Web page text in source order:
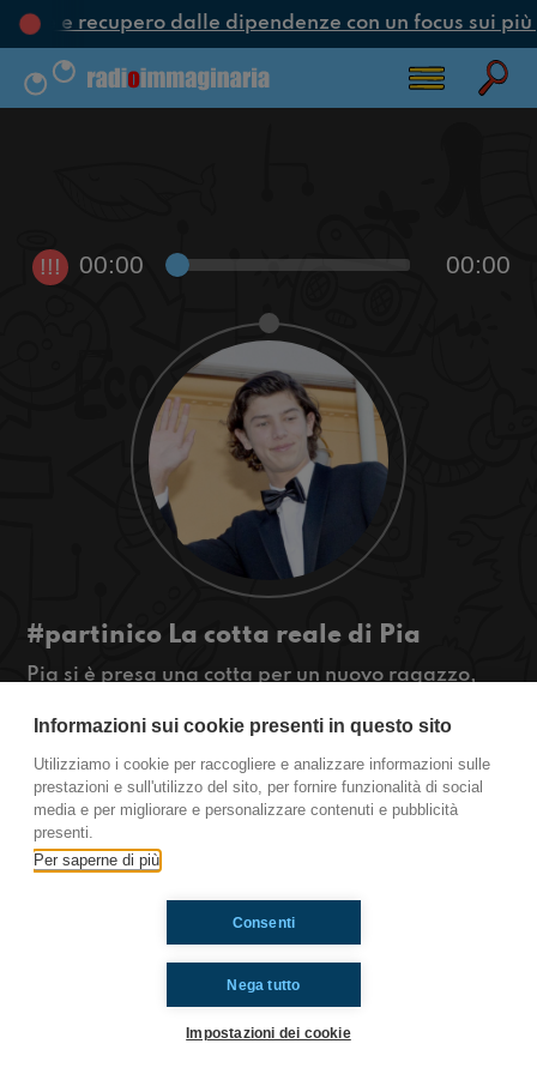
e recupero dalle dipendenze con un focus sui più
!!! 00:00 00:00
#partinico La cotta reale di Pia
Pia si è presa una cotta per un nuovo ragazzo,
#OkkinSu www.radioimmaginaria.it
Partinico
Ti è piaciuto? Condividilo!
Informazioni sui cookie presenti in questo sito
Utilizziamo i cookie per raccogliere e analizzare informazioni sulle
prestazioni e sull'utilizzo del sito, per fornire funzionalità di social
media e per migliorare e personalizzare contenuti e pubblicità
presenti.
Per saperne di più
Nega tutto
Consenti
Impostazioni dei cookie